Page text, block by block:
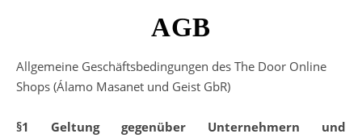
AGB
Allgemeine Geschäftsbedingungen des The Door Online
Shops (Álamo Masanet und Geist GbR)
§1 Geltung gegenüber Unternehmern und